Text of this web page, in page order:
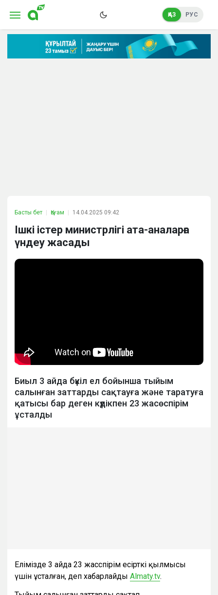
ҚАЗ РУС
Басты бет Қоғам 14.04.2025 09:42
Ішкі істер министрлігі ата-аналарға
үндеу жасады
Биыл 3 айда бүкіл ел бойынша тыйым
салынған заттарды сақтауға және таратуға
қатысы бар деген күдікпен 23 жасөспірім
ұсталды
Елімізде 3 айда 23 жасөспірім есірткі қылмысы
үшін ұсталған, деп хабарлайды Almaty.tv.